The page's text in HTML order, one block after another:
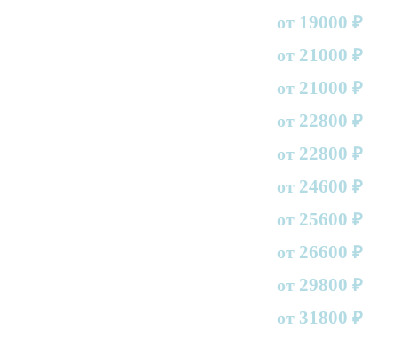
от 19000 ₽
от 21000 ₽
от 21000 ₽
от 22800 ₽
от 22800 ₽
от 24600 ₽
от 25600 ₽
от 26600 ₽
от 29800 ₽
от 31800 ₽